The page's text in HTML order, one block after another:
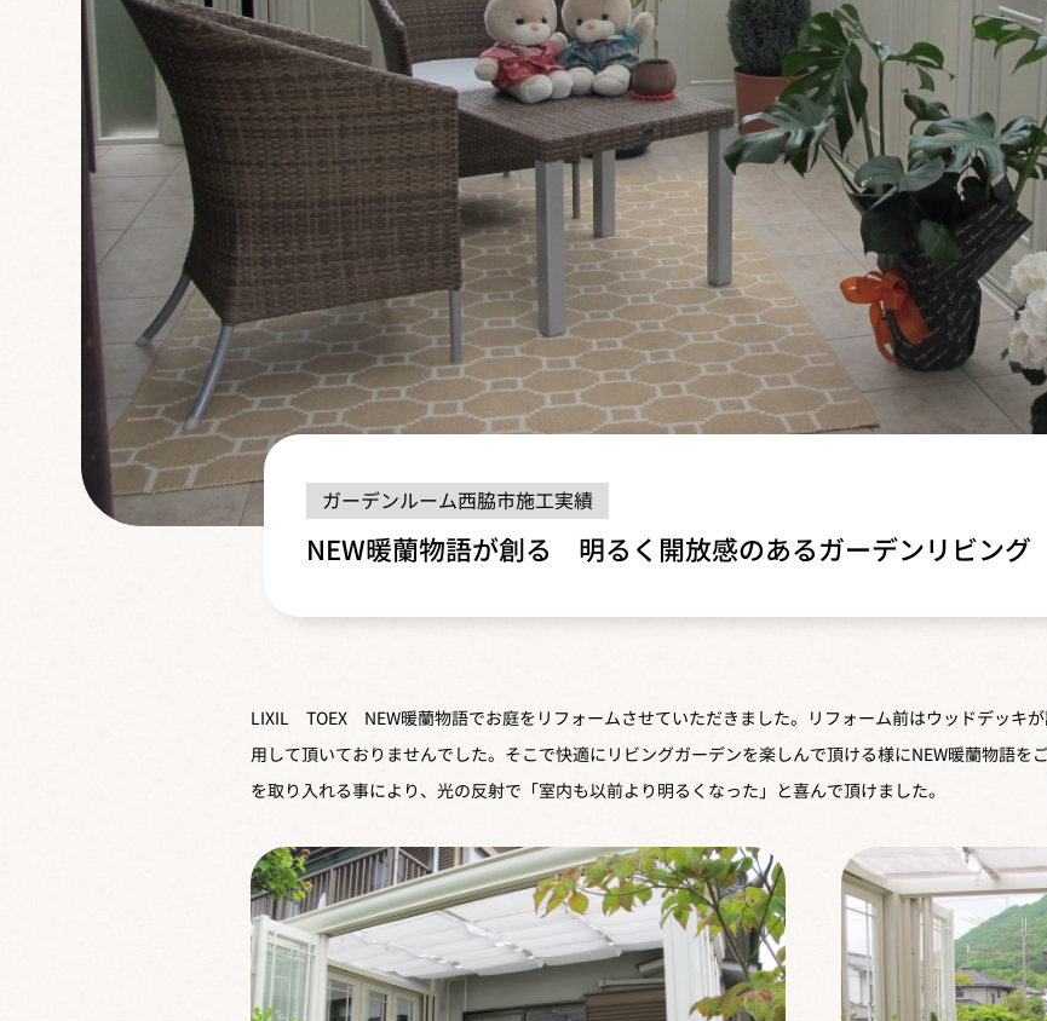
ガーデンルーム西脇市施工実績
NEW暖蘭物語が創る 明るく開放感のあるガーデンリビン
LIXIL TOEX NEW暖蘭物語でお庭をリフォームさせていただきました。リフォーム前はウッドデッキ
用して頂いておりませんでした。そこで快適にリビングガーデンを楽しんで頂ける様にNEW暖蘭物語を
を取り入れる事により、光の反射で「室内も以前より明るくなった」と喜んで頂けました。